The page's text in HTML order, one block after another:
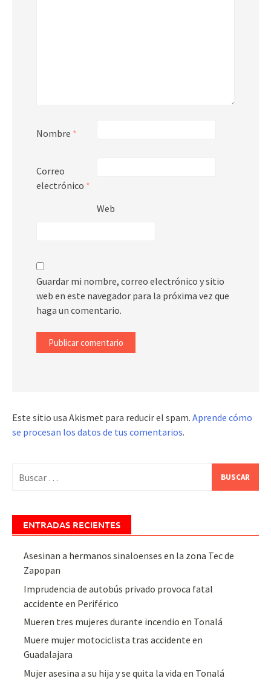
Nombre *
Correo
electrónico *
Web
Guardar mi nombre, correo electrónico y sitio
web en este navegador para la próxima vez que
haga un comentario.
Este sitio usa Akismet para reducir el spam. Aprende cómo
se procesan los datos de tus comentarios.
ENTRADAS RECIENTES
Asesinan a hermanos sinaloenses en la zona Tec de
Zapopan
Imprudencia de autobús privado provoca fatal
accidente en Periférico
Mueren tres mujeres durante incendio en Tonalá
Muere mujer motociclista tras accidente en
Guadalajara
Mujer asesina a su hija y se quita la vida en Tonalá